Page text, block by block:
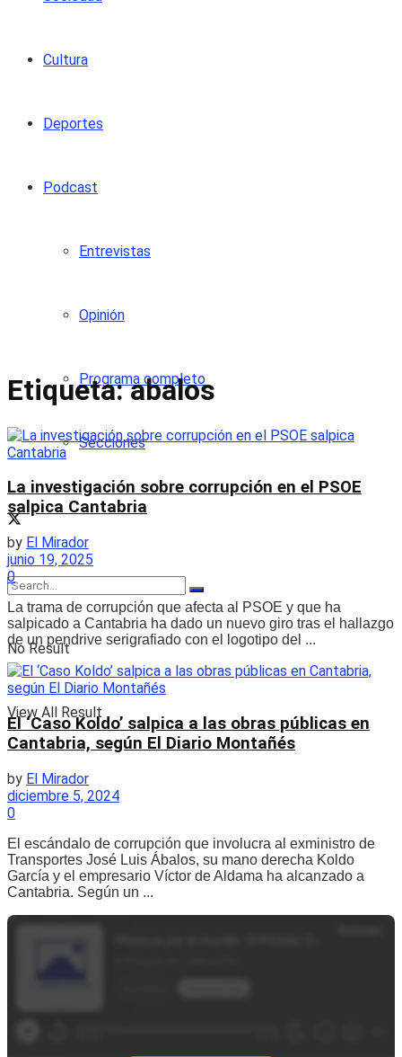
Cultura
Deportes
Podcast
Entrevistas
Opinión
Programa completo
Secciones
No Result
View All Result
Etiqueta:abalos
La investigación sobre corrupción en el PSOE
salpica Cantabria
by El Mirador
junio 19, 2025
0
La trama de corrupción que afecta al PSOE y que ha
salpicado a Cantabria ha dado un nuevo giro tras el hallazgo
de un pendrive serigrafiado con el logotipo del ...
El ‘Caso Koldo’ salpica a las obras públicas en
Cantabria, según El Diario Montañés
by El Mirador
diciembre 5, 2024
0
El escándalo de corrupción que involucra al exministro de
Transportes José Luis Ábalos, su mano derecha Koldo
García y el empresario Víctor de Aldama ha alcanzado a
Cantabria. Según un ...